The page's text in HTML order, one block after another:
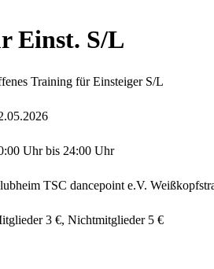
Einst. S/L
Training für Einsteiger S/L
Uhr bis 24:00 Uhr
TSC dancepoint e.V.
3 €, Nichtmitglieder 5 €